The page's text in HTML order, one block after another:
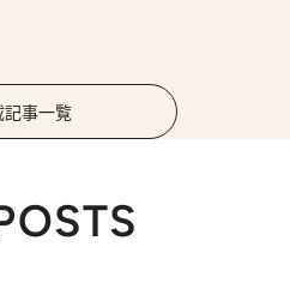
記事一覧